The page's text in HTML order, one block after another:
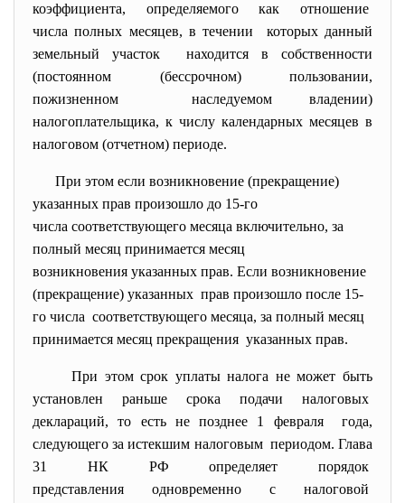
коэффициента, определяемого как отношение
числа полных месяцев, в течении которых данный
земельный участок находится в собственности
(постоянном (бессрочном) пользовании,
пожизненном наследуемом владении)
налогоплательщика, к числу календарных месяцев в
налоговом (отчетном) периоде.
При этом если возникновение (прекращение)
указанных прав произошло до 15-го
числа соответствующего месяца включительно, за
полный месяц принимается месяц
возникновения указанных прав. Если возникновение
(прекращение) указанных прав произошло после 15-
го числа соответствующего месяца, за полный месяц
принимается месяц прекращения указанных прав.
При этом срок уплаты налога не может быть
установлен раньше срока подачи налоговых
деклараций, то есть не позднее 1 февраля года,
следующего за истекшим налоговым периодом. Глава
31 НК РФ определяет порядок
представления одновременно с налоговой